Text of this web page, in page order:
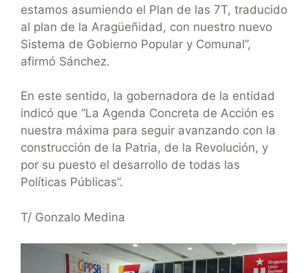
estamos asumiendo el Plan de las 7T, traducido
al plan de la Aragüeñidad, con nuestro nuevo
Sistema de Gobierno Popular y Comunal”,
afirmó Sánchez.
En este sentido, la gobernadora de la entidad
indicó que “La Agenda Concreta de Acción es
nuestra máxima para seguir avanzando con la
construcción de la Patria, de la Revolución, y
por su puesto el desarrollo de todas las
Políticas Públicas”.
T/ Gonzalo Medina